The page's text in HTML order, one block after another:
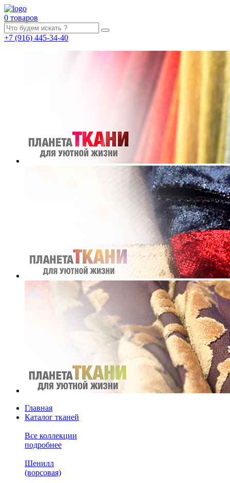
0 товаров
+7 (916) 445-34-40
Главная
Каталог тканей
Все коллекции
подробнее
Шенилл
(ворсовая)